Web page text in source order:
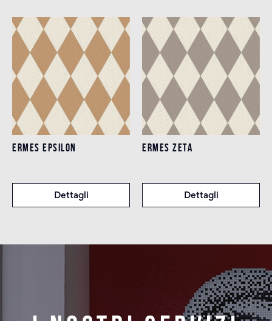
ERMES EPSILON
Dettagli
ERMES ZETA
Dettagli